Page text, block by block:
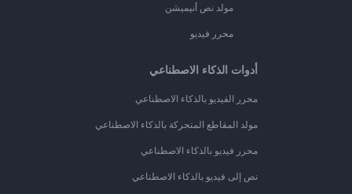
مولد نص أنيميشن
محرر فيديو
أدوات الذكاء الاصطناعي
محرر الفيديو بالذكاء الاصطناعي
مولد المقاطع المتحركة بالذكاء الاصطناعي
محرر فيديو بالذكاء الاصطناعي
نص إلى فيديو بالذكاء الاصطناعي